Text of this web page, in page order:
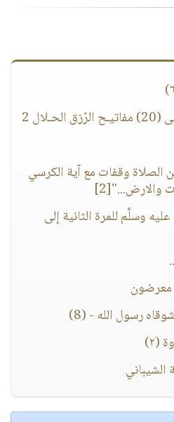
2
الصلاة وقفات مع آية الكرسي
والارض..."[2]
وسلَّم للمرة الثانية إلى
معرضون
رسول الله - (8)
(٢)